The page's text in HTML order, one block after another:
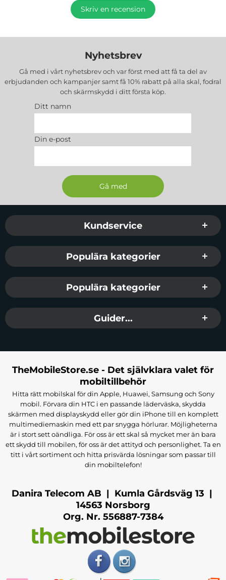
Skriv en recension
Nyhetsbrev
Gå med i vårt nyhetsbrev och var först med att få ta del av
erbjudanden och kampanjer samt få 10% rabatt på alla skal, fodral
och skärmskydd i ditt första köp.
Ditt namn
Din e-post
Sidfot Blandad info och länkar
Kundservice
Populära kategorier
Populära kategorier
Guider...
TheMobileStore.se - Det självklara valet för
mobiltillbehör
Hitta rätt mobilskal för din Apple, Huawei, Samsung och Sony
mobil. Förvara din HTC i en passande läderväska, skydda
skärmen med displayskydd eller gör din iPhone till en komplett
multimediemaskin med ett par snygga hörlurar. Möjligheterna
är i stort sett oändliga. För oss är ett skal så mycket mer än bara
ett skydd till mobilen, för oss är det attityd och personlighet. Ta en
titt i vårt sortiment och hitta prisvärda lösningar som passar till
din mobiltelefon!
Danira Telecom AB | Kumla Gårdsväg 13 |
14563 Norsborg
Org. Nr. 556887-7384